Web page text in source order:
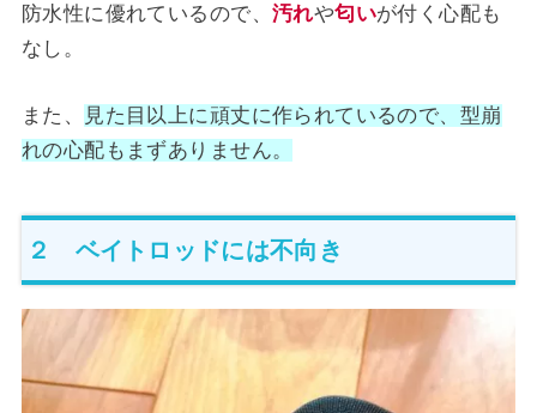
防水性に優れているので、 汚れや匂いが付く心配も
なし。
また、
見た目以上に頑丈に作られているので、型崩
れの心配もまずありません。
２ ベイトロッドには不向き